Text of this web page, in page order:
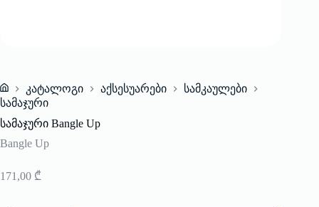
Home
კატალოგი აქსესუარები
სამკაულები
სამაჯური
სამაჯური Bangle Up
Bangle Up
171,00 ₾